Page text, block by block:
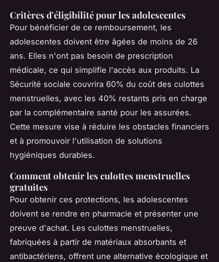
Critères d'éligibilité pour les adolescentes
Pour bénéficier de ce remboursement, les
adolescentes doivent être âgées de moins de 26
ans. Elles n'ont pas besoin de prescription
médicale, ce qui simplifie l'accès aux produits. La
Sécurité sociale couvrira 60% du coût des culottes
menstruelles, avec les 40% restants pris en charge
par la complémentaire santé pour les assurées.
Cette mesure vise à réduire les obstacles financiers
et à promouvoir l'utilisation de solutions
hygiéniques durables.
Comment obtenir les culottes menstruelles
gratuites
Pour obtenir ces protections, les adolescentes
doivent se rendre en pharmacie et présenter une
preuve d'achat. Les culottes menstruelles,
fabriquées à partir de matériaux absorbants et
antibactériens, offrent une alternative écologique et